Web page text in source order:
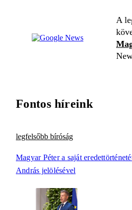
A
Fontos híreink
legfelsőbb bíróság
Magyar Péter a saját
András jelölésével